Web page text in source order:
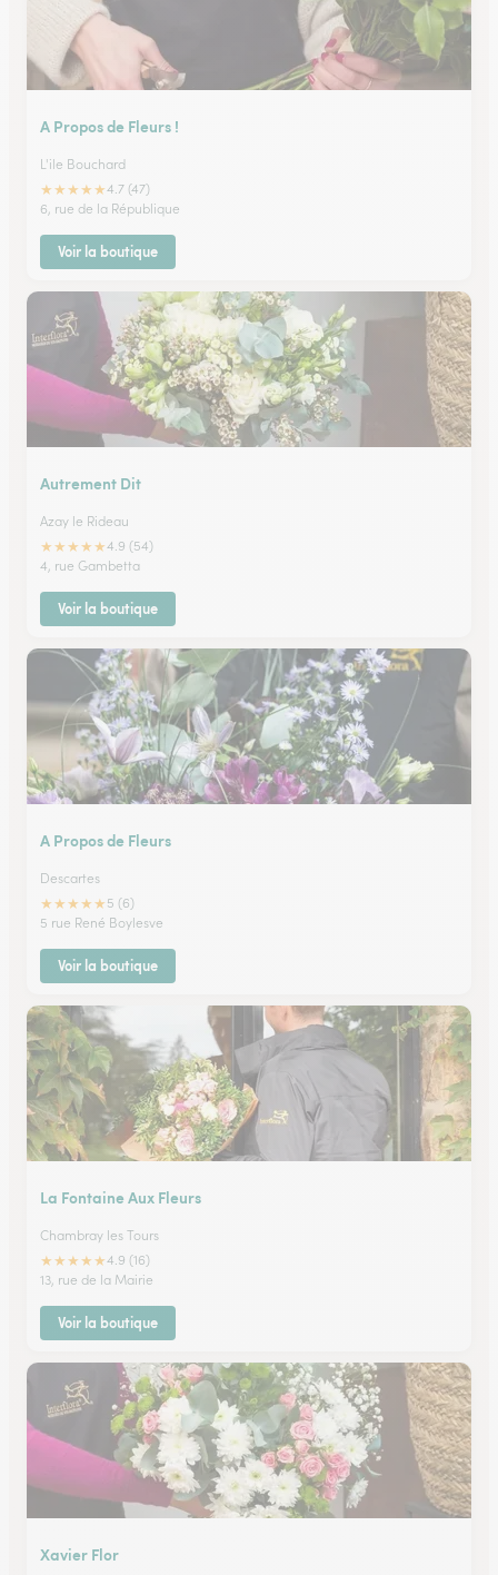
A Propos de Fleurs !
L'ile Bouchard
★★★★★4.7 (47)
6, rue de la République
Voir la boutique
Autrement Dit
Azay le Rideau
★★★★★4.9 (54)
4, rue Gambetta
Voir la boutique
A Propos de Fleurs
Descartes
★★★★★ 5 (6)
5 rue René Boylesve
Voir la boutique
La Fontaine Aux Fleurs
Chambray les Tours
★★★★★4.9 (16)
13, rue de la Mairie
Voir la boutique
Xavier Flor